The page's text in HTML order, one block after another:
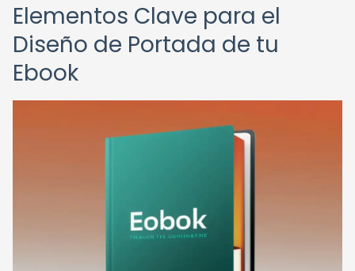
Elementos Clave para el
Diseño de Portada de tu
Ebook